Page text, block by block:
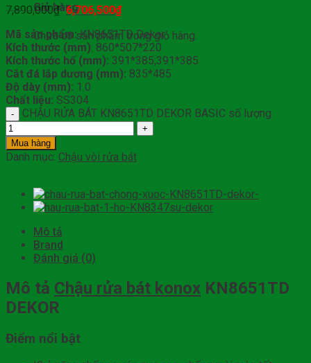
Giỏ hàng
Chưa có sản phẩm trong giỏ hàng.
7,890,000₫ 6,706,500₫
Mã sản phẩm:KN8651TD Dekor
Kích thước (mm): 860*507*220
Kích thước hố (mm): 391*385;391*385
Cắt đá lắp dương (mm): 835*485
Độ dày (mm): 1.0
Chất liệu: SS304
CHẬU RỬA BÁT KN8651TD DEKOR BASIC số lượng
Mua hàng
Danh mục: Chậu vòi rửa bát
Mô tả
Brand
Đánh giá (0)
Mô tả Chậu rửa bát konox KN8651TD
DEKOR
Điểm nổi bật